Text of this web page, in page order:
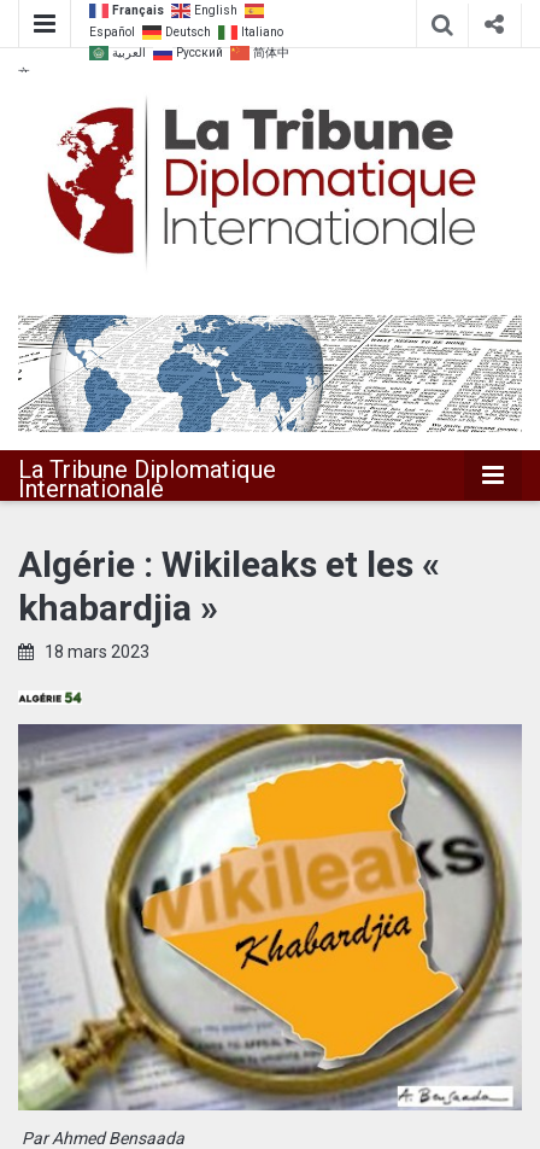
Français
English
Español
Deutsch
Italiano
العربية
Русский
简体中
文
La Tribune
Diplomatique
Internationale
La Tribune Diplomatique
Internationale
Algérie : Wikileaks et les «
khabardjia »
18 mars 2023
ParAhmedBensaada